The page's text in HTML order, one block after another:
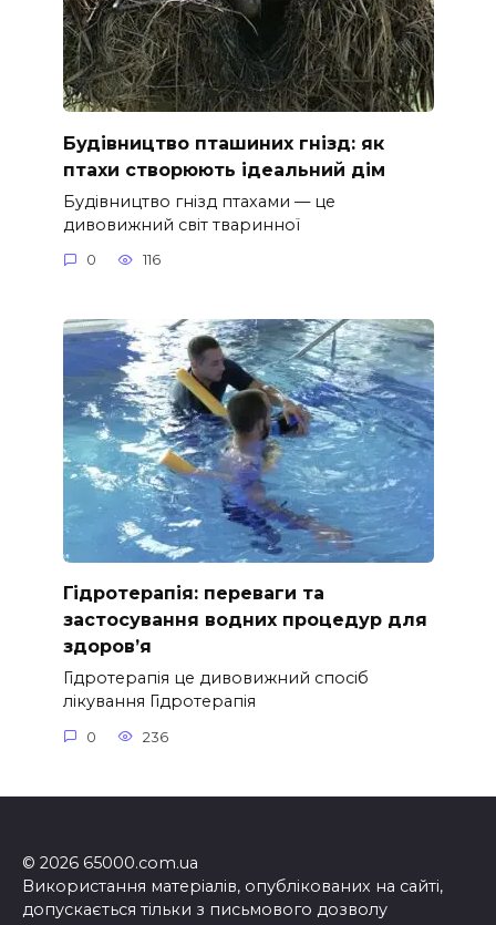
Будівництво пташиних гнізд: як
птахи створюють ідеальний дім
Будівництво гнізд птахами — це
дивовижний світ тваринної
0 116
Гідротерапія: переваги та
застосування водних процедур для
здоров’я
Гідротерапія це дивовижний спосіб
лікування Гідротерапія
0 236
© 2026 65000.com.ua
Використання матеріалів, опублікованих на сайті,
допускається тільки з письмового дозволу